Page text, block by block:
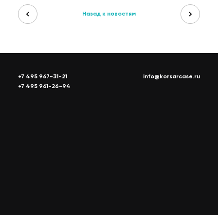
Назад к новостям
+7 495 967-31-21
+7 495 961-26-94
info@korsarcase.ru